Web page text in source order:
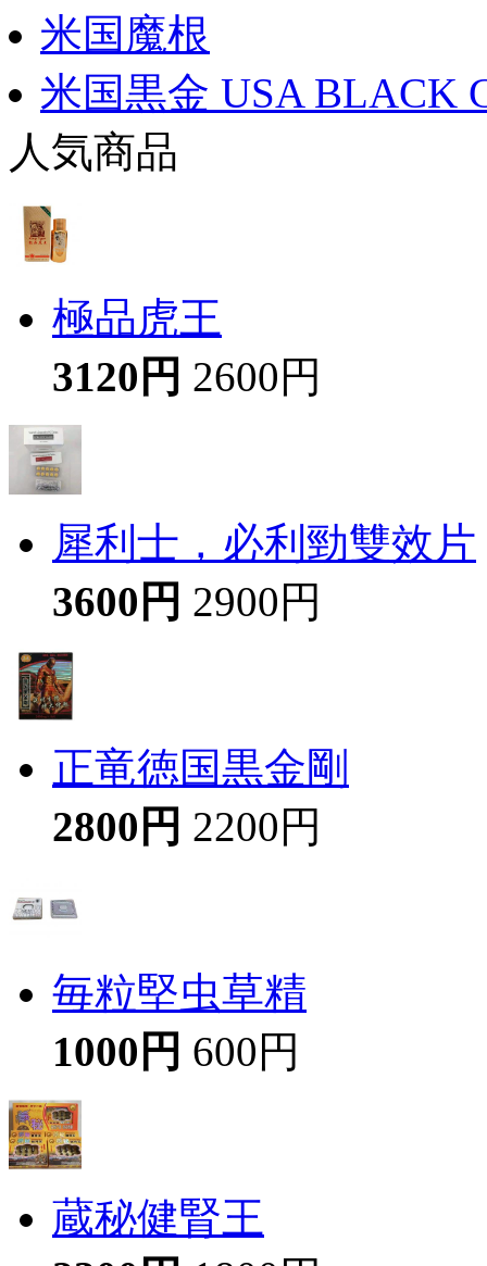
米国魔根
米国黒金 USA BLACK
人気商品
極品虎王
3120円 2600円
犀利士，必利勁雙效片
3600円 2900円
正竜徳国黒金剛
2800円 2200円
毎粒堅虫草精
1000円 600円
蔵秘健腎王